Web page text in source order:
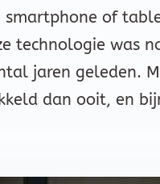
smartphone of
technologie was
jaren geleden.
dan ooit, en